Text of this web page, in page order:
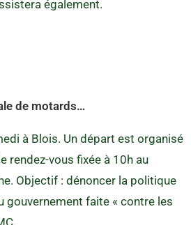
également.
de motards…
à Blois. Un départ est organisé
rendez-vous fixée à 10h au
Objectif : dénoncer la politique
gouvernement faite « contre les